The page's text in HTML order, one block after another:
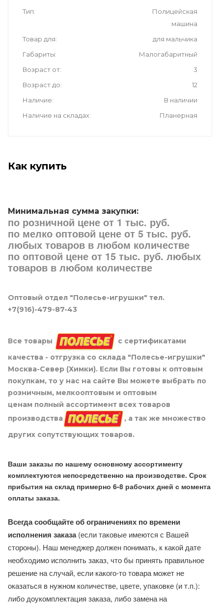
Тип
Полицейская
машина
Товар для
для мальчика
Габариты
Малогабаритный
Возраст от
3
Возраст до
12
Наличие
В наличии
Наличие на складах
Планерная
Как купить
Минимальная сумма закупки:
по розничной цене от 1 тыс. руб.
по мелко оптовой цене от 5 тыс. руб.
любых товаров в любом количестве
по оптовой цене от 15 тыс. руб. любых
товаров в любом количестве
Оптовый отдел "Полесье-игрушки" тел.
+7(916)-479-87-43
Все товары
с сертификатами
качества - отгрузка со склада "Полесье-игрушки"
Москва-Север (Химки). Если Вы готовы к оптовым
покупкам, то у нас на сайте Вы можете выбрать по
розничным, мелкооптовым и оптовым
ценам полный ассортимент всех товаров
производства
, а так же множество
других сопутствующих товаров.
Ваши заказы по нашему основному ассортименту
комплектуются непосредственно на производстве. Срок
прибытия на склад примерно 6-8 рабочих дней с момента
оплаты заказа.
Всегда сообщайте об ограничениях по времени
исполнения заказа(если таковые имеются с Вашей
стороны). Наш менеджер должен понимать, к какой дате
необходимо исполнить заказ, что бы принять правильное
решение на случай, если какого-то товара может не
оказаться в нужном количестве, цвете, упаковке (и т.п.):
либо доукомплектация заказа, либо замена на